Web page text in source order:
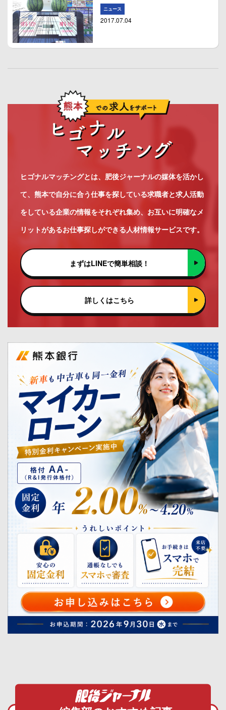
ニュース
2017.07.04
ヒゴナルマッチングとは、肥後ジャーナルの媒体を活かし
て、熊本で自分に合う仕事を探している求職者と求人活動
をしている企業の情報をそれぞれ集め、お互いに明確なメ
リットがあるお仕事探しができる人材情報サービスです。
まずはLINEで簡単相談！
詳しくはこちら